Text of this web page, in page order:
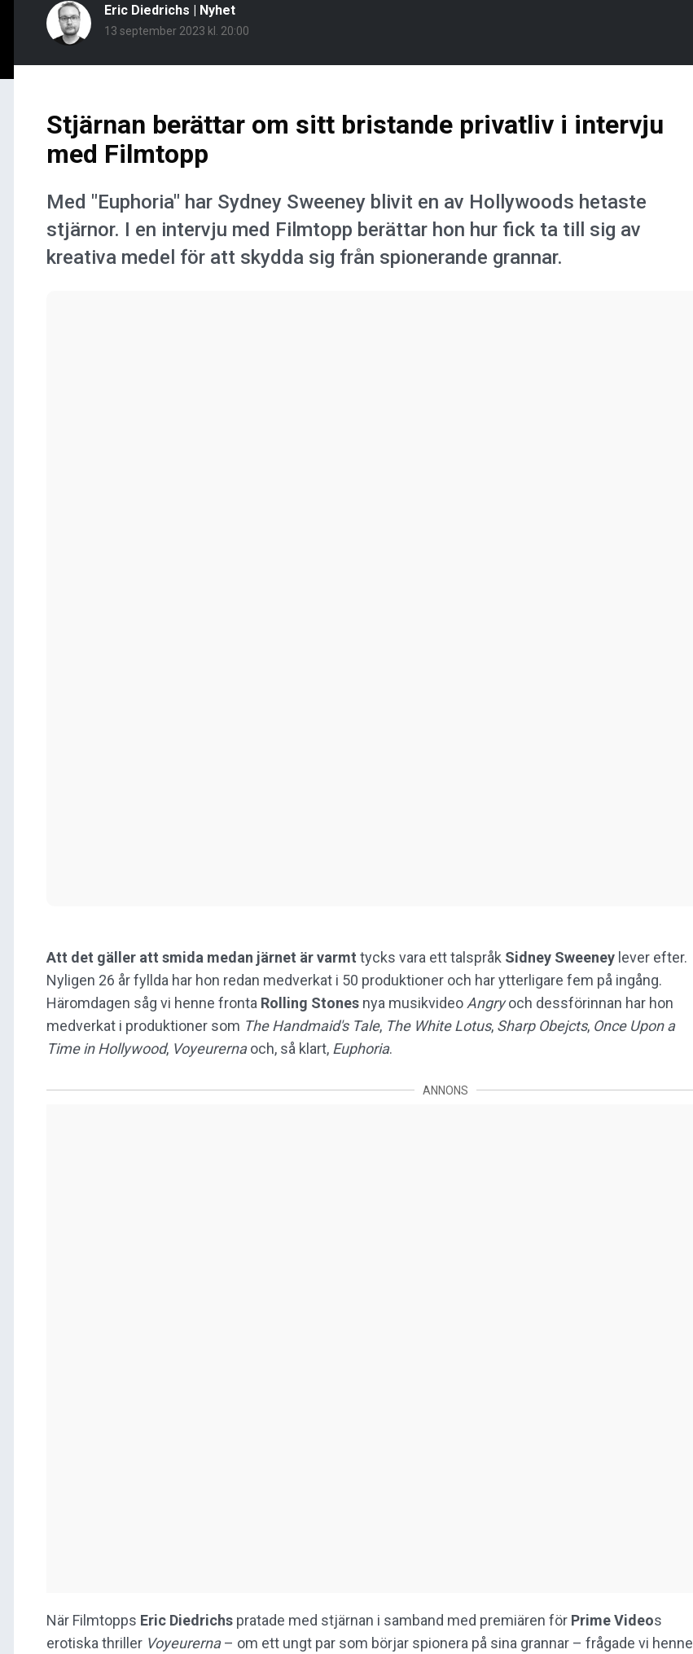
Eric Diedrichs | Nyhet
13 september 2023 kl. 20:00
Stjärnan berättar om sitt bristande privatliv i intervju
med Filmtopp
Med "Euphoria" har Sydney Sweeney blivit en av Hollywoods hetaste
stjärnor. I en intervju med Filmtopp berättar hon hur fick ta till sig av
kreativa medel för att skydda sig från spionerande grannar.
Att det gäller att smida medan järnet är varmt tycks vara ett talspråk Sidney Sweeney lever efter.
Nyligen 26 år fyllda har hon redan medverkat i 50 produktioner och har ytterligare fem på ingång.
Häromdagen såg vi henne fronta Rolling Stones nya musikvideo Angryoch dessförinnan har hon
medverkat i produktioner som The Handmaid's Tale, The White Lotus, Sharp Obejcts, Once Upon a
Time in Hollywood, Voyeurernaoch, så klart, Euphoria.
ANNONS
När Filmtopps Eric Diedrichs pratade med stjärnan i samband med premiären för PrimeVideos
erotiska thriller Voyeurerna– om ett ungt par som börjar spionera på sina grannar – frågade vi henne